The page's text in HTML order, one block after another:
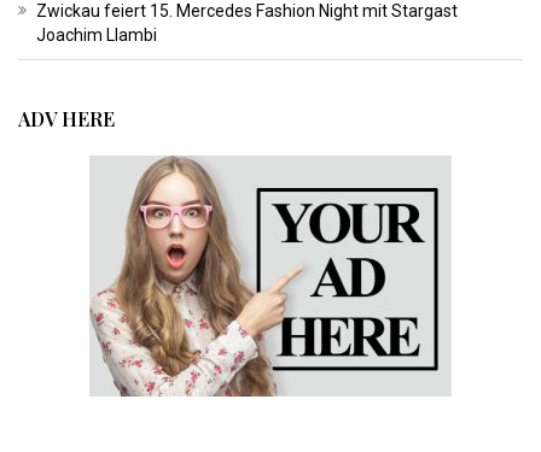
Zwickau feiert 15. Mercedes Fashion Night mit Stargast
Joachim Llambi
ADV HERE